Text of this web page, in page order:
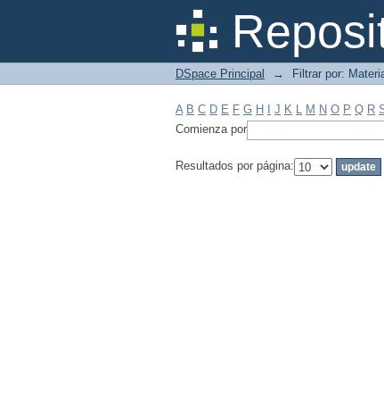
Filtrar por: Materia
DSpace Principal → Filtrar por:
A B C D E F G H J K L M N O P Q R
Comienza por
Resultados por página: